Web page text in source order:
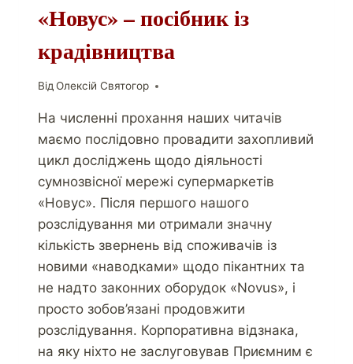
«Новус» – посібник із
крадівництва
Від Олексій Святогор
На численні прохання наших читачів
маємо послідовно провадити захопливий
цикл досліджень щодо діяльності
сумнозвісної мережі супермаркетів
«Новус». Після першого нашого
розслідування ми отримали значну
кількість звернень від споживачів із
новими «наводками» щодо пікантних та
не надто законних оборудок «Novus», і
просто зобов’язані продовжити
розслідування. Корпоративна відзнака,
на яку ніхто не заслуговував Приємним є